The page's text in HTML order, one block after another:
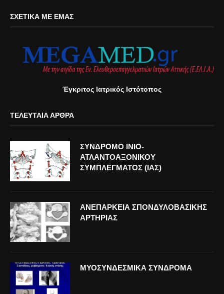
ΣΧΕΤΙΚΆ ΜΕ ΕΜΆΣ
Έγκριτος Ιατρικός Ιστότοπος
ΤΕΛΕΥΤΑΊΑ ΆΡΘΡΑ
ΣΥΝΔΡΟΜΟ ΙΝΙΟ-
ΑΤΛΑΝΤΟΑΞΟΝΙΚΟΥ
ΣΥΜΠΛΕΓΜΑΤΟΣ (ΙΑΣ)
ΑΝΕΠΑΡΚΕΙΑ ΣΠΟΝΔΥΛΟΒΑΣΙΚΗΣ
ΑΡΤΗΡΙΑΣ
ΜΥΟΣΥΝΔΕΣΜΙΚΑ ΣΥΝΔΡΟΜΑ